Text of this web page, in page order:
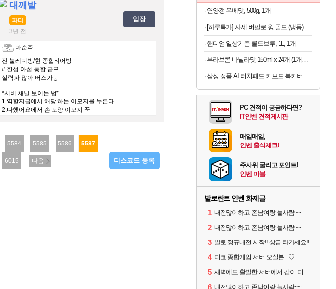
대깨발
파티
3년 전
입장
마순즉
전 불레디방/현 종합티어방
# 한섭 아섭 통합 급구
실력파 많아 버스가능
*서버 채널 보이는 법*
1.역할지급에서 해당 하는 이모지를 누른다.
2.다했어요에서 손 모양 이모지 꾹
5584 5585 5586 5587
6015 다음 디스코드 등록
연양갱 우베맛, 500g, 1개
[하루특가] 사세 버팔로 윙 골드 (냉동) 1kg
핸디엄 일상기준 콜드브루, 1L, 1개
부라보콘 바닐라맛 150ml x 24개 (1개당 1,079원)
삼성 정품 AI 터치패드 키보드 북커버 케이스 그레이, 갤럭시 탭 S11 울트라
PC 견적이 궁금하다면?
IT인벤 견적게시판
매일매일,
인벤 출석체크!
주사위 굴리고 포인트!
인벤 마블
발로란트 인벤 화제글
1 내전많이하고 존남여랑 놀사람~~
2 내전많이하고 존남여랑 놀사람~~
3 발로 정규내전 시작!! 상금 타가세요!!
4 디코 종합게임 서버 오실분...♡
5 새벽에도 활발한 서버에서 같이 디코하면서 겜할 사람!
6 내전많이하고 존남여랑 놀사람~~